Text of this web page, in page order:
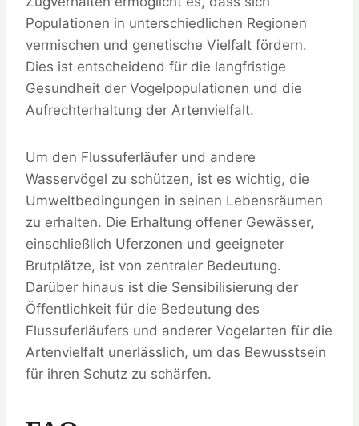
Populationen in unterschiedlichen Regionen
vermischen und genetische Vielfalt fördern.
Dies ist entscheidend für die langfristige
Gesundheit der Vogelpopulationen und die
Aufrechterhaltung der Artenvielfalt.
Um den Flussuferläufer und andere
Wasservögel zu schützen, ist es wichtig, die
Umweltbedingungen in seinen Lebensräumen
zu erhalten. Die Erhaltung offener Gewässer,
einschließlich Uferzonen und geeigneter
Brutplätze, ist von zentraler Bedeutung.
Darüber hinaus ist die Sensibilisierung der
Öffentlichkeit für die Bedeutung des
Flussuferläufers und anderer Vogelarten für die
Artenvielfalt unerlässlich, um das Bewusstsein
für ihren Schutz zu schärfen.